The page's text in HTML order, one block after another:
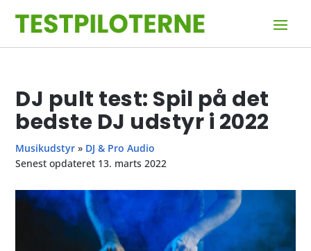
DJ pult test: Spil på det
bedste DJ udstyr i 2022
Musikudstyr » DJ & Pro Audio
Senest opdateret 13. marts 2022